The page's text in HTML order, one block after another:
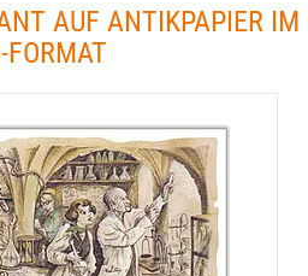
AUF ANTIKPAPIER IM
FORMAT